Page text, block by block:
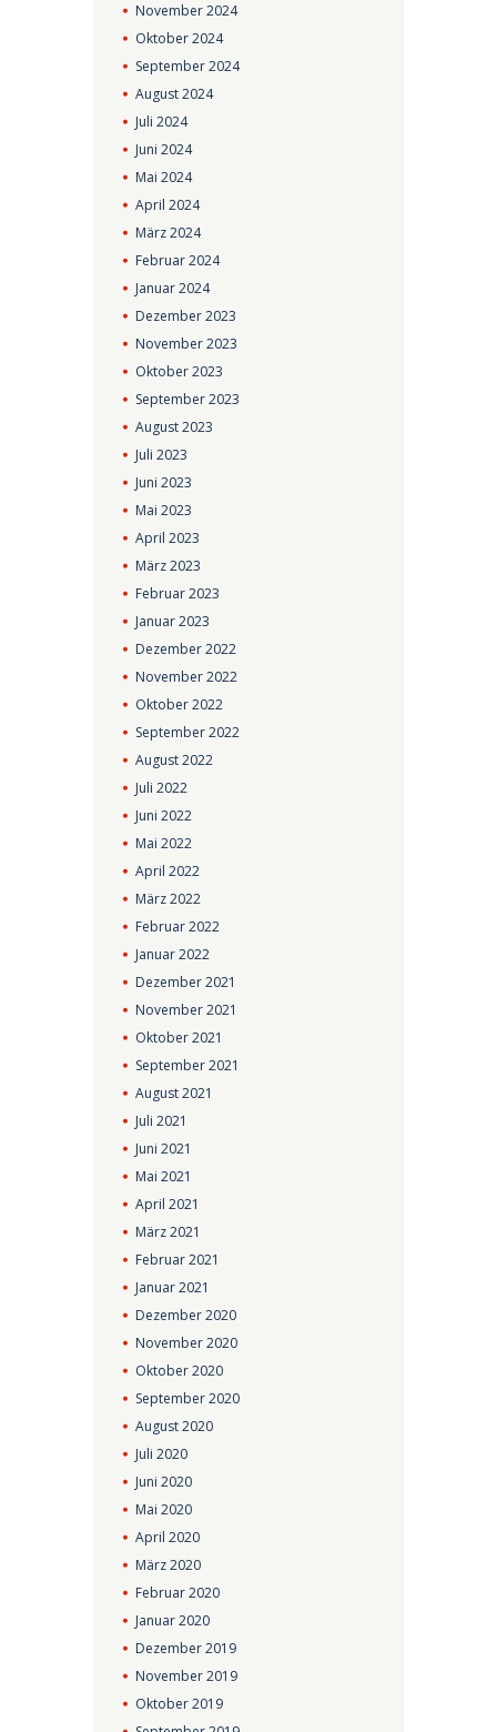
November2024
Oktober2024
September2024
August2024
Juli2024
Juni2024
Mai2024
April2024
März2024
Februar2024
Januar2024
Dezember2023
November2023
Oktober2023
September2023
August2023
Juli2023
Juni2023
Mai2023
April2023
März2023
Februar2023
Januar2023
Dezember2022
November2022
Oktober2022
September2022
August2022
Juli2022
Juni2022
Mai2022
April2022
März2022
Februar2022
Januar2022
Dezember2021
November2021
Oktober2021
September2021
August2021
Juli2021
Juni2021
Mai2021
April2021
März2021
Februar2021
Januar2021
Dezember2020
November2020
Oktober2020
September2020
August2020
Juli2020
Juni2020
Mai2020
April2020
März2020
Februar2020
Januar2020
Dezember2019
November2019
Oktober2019